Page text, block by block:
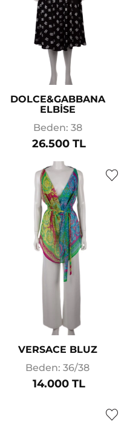
DOLCE&GABBANA
ELBİSE
Beden: 38
26.500 TL
VERSACE BLUZ
Beden: 36/38
14.000 TL